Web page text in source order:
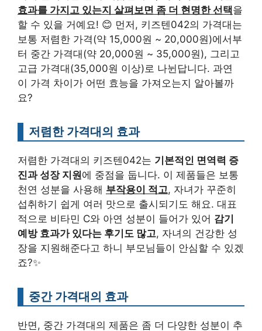
효과를 가지고 있는지 살펴보면 좀 더 현명한 선택을
할 수 있을 거예요! 😊 먼저, 키즈텐042의 가격대는
보통 저렴한 가격(약 15,000원 ~ 20,000원)에서부
터 중간 가격대(약 20,000원 ~ 35,000원), 그리고
고급 가격대(35,000원 이상)로 나뉜답니다. 과연
이 가격 차이가 어떤 효능을 가져오는지 알아볼까
요?
저렴한 가격대의 효과
저렴한 가격대의 키즈텐042는 기본적인 면역력 증
진과 성장 지원에 중점을 둡니다. 이 제품들은 보통
천연 성분을 사용해 부작용이 적고, 자녀가 꾸준히
섭취하기 쉽게 여러 맛으로 출시되기도 해요. 대표
적으로 비타민 C와 아연 성분이 들어가 있어 감기
예방 효과가 있다는 후기도 많고, 자녀의 건강한 성
장을 지원해준다고 하니 부모님들이 안심할 수 있겠
죠?✨
중간 가격대의 효과
반면, 중간 가격대의 제품은 좀 더 다양한 성분이 추